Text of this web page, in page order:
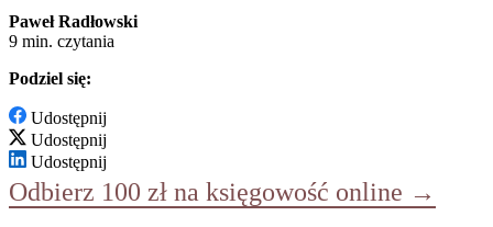
Paweł Radłowski
9 min. czytania
Podziel się:
Udostępnij
Udostępnij
Udostępnij
Odbierz 100 zł na księgowość online →